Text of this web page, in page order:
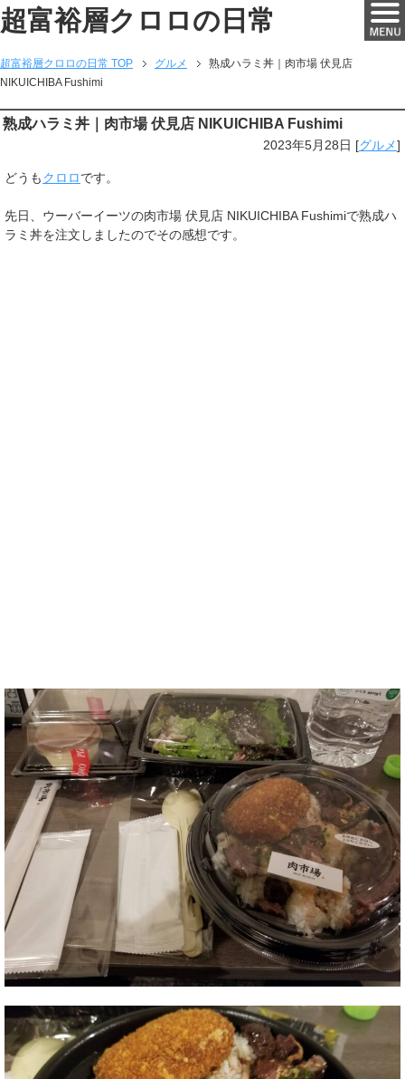
超富裕層クロロの日常
超富裕層クロロの日常 TOP グルメ
熟成ハラミ丼｜肉市場 伏見店
NIKUICHIBA Fushimi
熟成ハラミ丼｜肉市場 伏見店 NIKUICHIBA Fushimi
2023年5月28日 [グルメ]
どうもクロロです。
先日、ウーバーイーツの肉市場 伏見店 NIKUICHIBA Fushimiで熟成ハ
ラミ丼を注文しましたのでその感想です。